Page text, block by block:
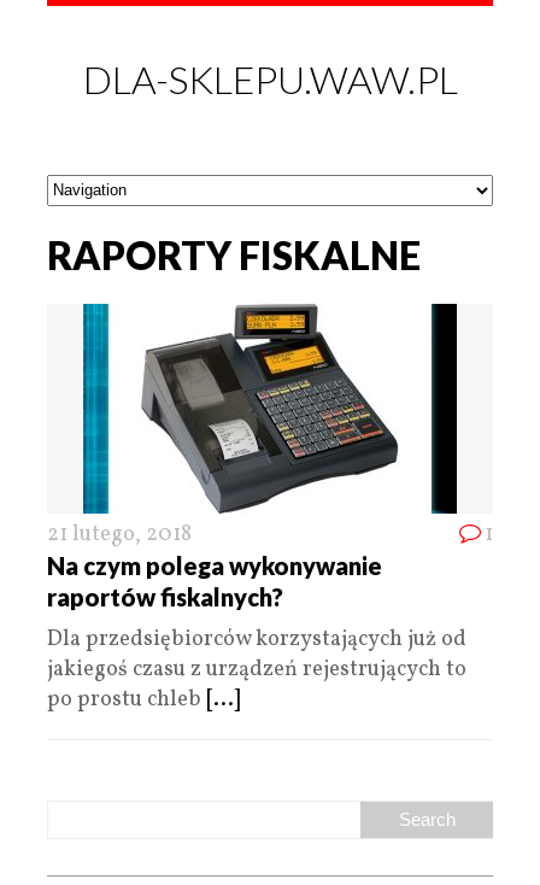
DLA-SKLEPU.WAW.PL
RAPORTY FISKALNE
21 lutego, 2018 1
Na czym polega wykonywanie
raportów fiskalnych?
Dla przedsiębiorców korzystających już od
jakiegoś czasu z urządzeń rejestrujących to
po prostu chleb [...]